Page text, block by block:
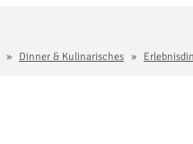
Dinner & Kulinarisches